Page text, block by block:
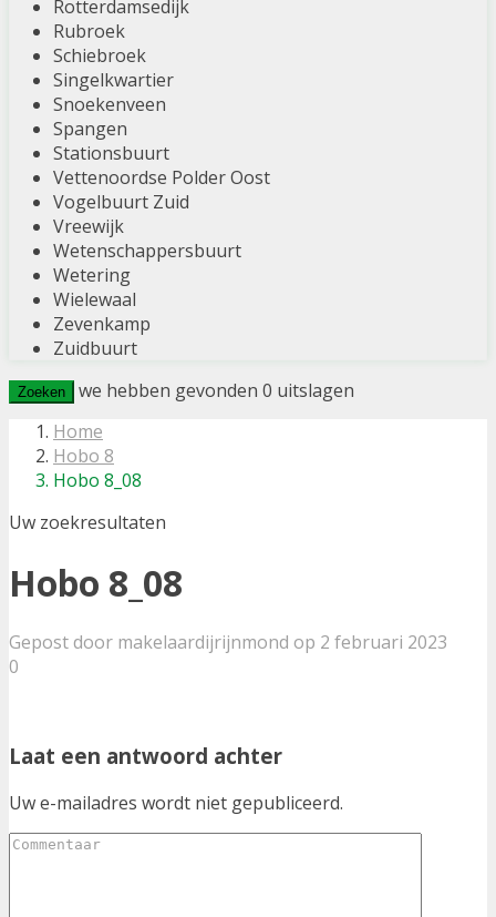
Rotterdamsedijk
Rubroek
Schiebroek
Singelkwartier
Snoekenveen
Spangen
Stationsbuurt
Vettenoordse Polder Oost
Vogelbuurt Zuid
Vreewijk
Wetenschappersbuurt
Wetering
Wielewaal
Zevenkamp
Zuidbuurt
Zoeken we hebben gevonden 0 uitslagen
Home
Hobo 8
Hobo 8_08
Uw zoekresultaten
Hobo 8_08
Gepost door makelaardijrijnmond op 2 februari 2023
0
Laat een antwoord achter
Uw e-mailadres wordt niet gepubliceerd.